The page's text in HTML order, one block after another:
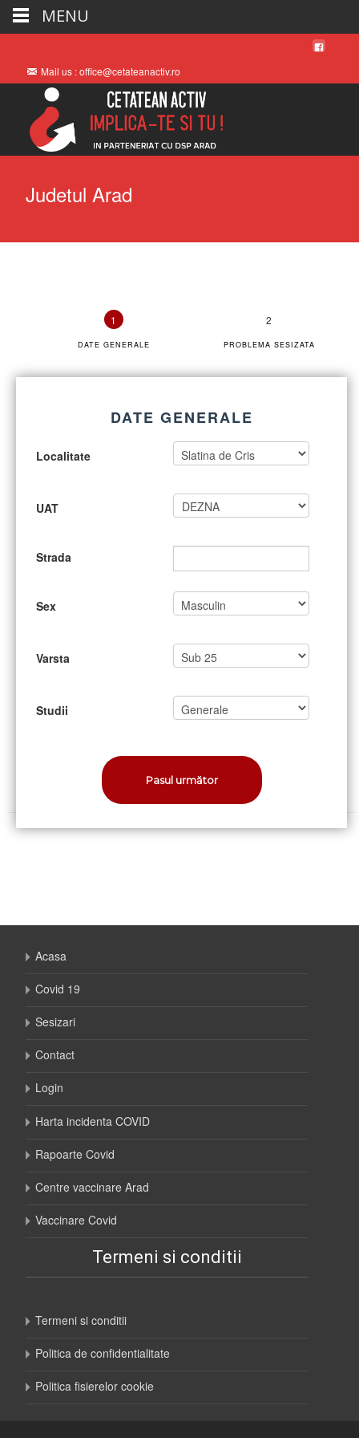
Mail us : office@cetateanactiv.ro
Judetul Arad
DATE GENERALE PROBLEMA SESIZATA
DATE GENERALE
Localitate
UAT
Strada
Sex
Varsta
Studii
Acasa
Covid 19
Sesizari
Contact
Login
Harta incidenta COVID
Rapoarte Covid
Centre vaccinare Arad
Vaccinare Covid
Termeni si conditii
Termeni si conditii
Politica de confidentialitate
Politica fisierelor cookie
MENU